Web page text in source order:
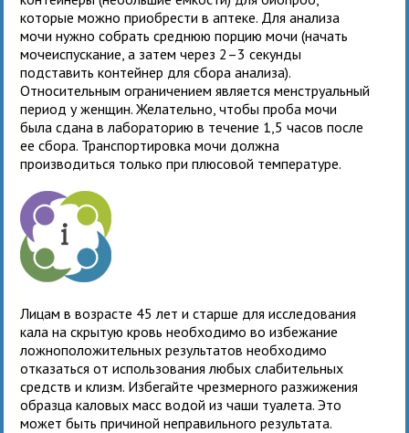
которые можно приобрести в аптеке. Для анализа
мочи нужно собрать среднюю порцию мочи (начать
мочеиспускание, а затем через 2–3 секунды
подставить контейнер для сбора анализа).
Относительным ограничением является менструальный
период у женщин. Желательно, чтобы проба мочи
была сдана в лабораторию в течение 1,5 часов после
ее сбора. Транспортировка мочи должна
производиться только при плюсовой температуре.
Лицам в возрасте 45 лет и старше для исследования
кала на скрытую кровь необходимо во избежание
ложноположительных результатов необходимо
отказаться от использования любых слабительных
средств и клизм. Избегайте чрезмерного разжижения
образца каловых масс водой из чаши туалета. Это
может быть причиной неправильного результата.